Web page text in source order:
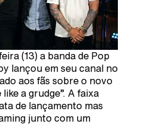
(13) a banda de Pop
lançou em seu canal no
aos fãs sobre o novo
a grudge”. A faixa
de lançamento mas
junto com um